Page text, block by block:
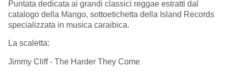
Puntata dedicata ai grandi classici reggae estratti dal
catalogo della Mango, sottoetichetta della Island Records
specializzata in musica caraibica.
La scaletta:
Jimmy Cliff - The Harder They Come